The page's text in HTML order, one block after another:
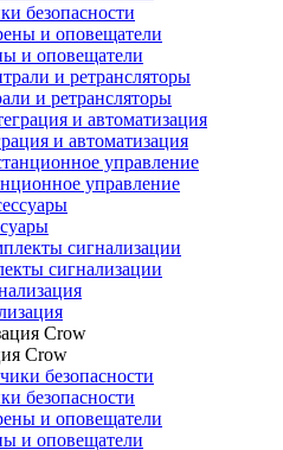
безопасности
и оповещатели
и ретрансляторы
и автоматизация
управление
сигнализации
Crow
безопасности
и оповещатели